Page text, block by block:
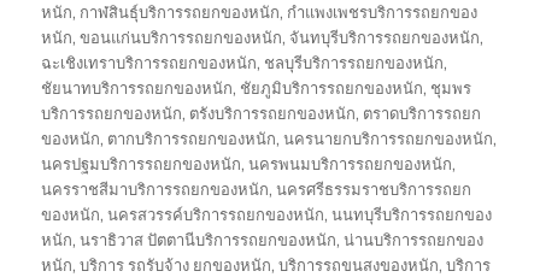
หนัก, กาฬสินธุ์บริการรถยกของหนัก, กำแพงเพชรบริการรถยกของ
หนัก,ขอนแก่นบริการรถยกของหนัก, จันทบุรีบริการรถยกของหนัก,
ฉะเชิงเทราบริการรถยกของหนัก, ชลบุรีบริการรถยกของหนัก,
ชัยนาทบริการรถยกของหนัก, ชัยภูมิบริการรถยกของหนัก, ชุมพร
บริการรถยกของหนัก, ตรังบริการรถยกของหนัก, ตราดบริการรถยก
ของหนัก, ตากบริการรถยกของหนัก,นครนายกบริการรถยกของหนัก,
นครปฐมบริการรถยกของหนัก,นครพนมบริการรถยกของหนัก,
นครราชสีมาบริการรถยกของหนัก,นครศรีธรรมราชบริการรถยก
ของหนัก,นครสวรรค์บริการรถยกของหนัก,นนทบุรีบริการรถยกของ
หนัก,นราธิวาส ปัตตานีบริการรถยกของหนัก,น่านบริการรถยกของ
หนัก,บริการ รถรับจ้าง ยกของหนัก,บริการรถขนสงของหนัก,บริการ